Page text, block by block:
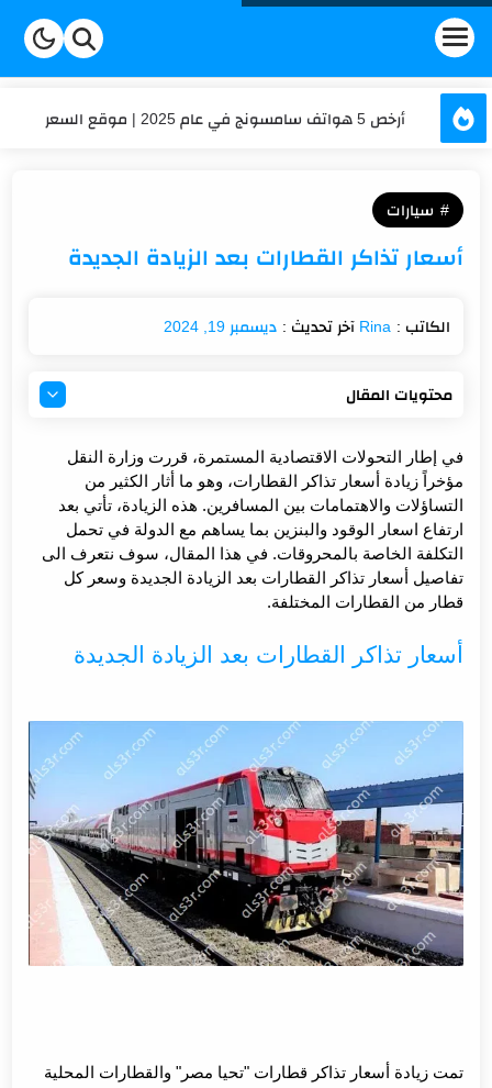
أرخص 5 هواتف سامسونج في عام 2025 | موقع السعر
كم تكلفة شحن موبايلي في 2025؟ تعرف على أحدث الأسعار
تكلفة الاشتراك في برنامج هنقرستيشن في السعودية؟
سيارات
أسعار تذاكر القطارات بعد الزيادة الجديدة
ديسمبر 19, 2024
محتويات المقال
أسعار تذاكر القطارات بعد الزيادة الجديدة
أسعار تذاكر قطارات الصعيد بعد الزيادة الجديدة
أسعار تذاكر قطارات الروسي العادي من الإسكندرية إلى
الصعيد بعد الزيادة
أسعار تذاكر القطارات الروسي المكيفة من القاهرة إلى
أسعار تذاكر القطارات الروسي المكيفة من الإسكندرية إلى
أسعار تذاكر القطار الإسباني المطور + VIP من القاهرة إلى
الصعيد
أسعار تذاكر القطار الإسباني المطور + VIP من الإسكندرية
إلى الصعيد
أسعار تذاكر القطار الإسباني غير المطور
أسعار تذاكر المترو بعد الزيادة الجديدة
ختاماً
في إطار التحولات الاقتصادية المستمرة، قررت وزارة النقل
مؤخراً زيادة أسعار تذاكر القطارات، وهو ما أثار الكثير من
التساؤلات والاهتمامات بين المسافرين. هذه الزيادة، تأتي بعد
ارتفاع اسعار الوقود والبنزين بما يساهم مع الدولة في تحمل
التكلفة الخاصة بالمحروقات. في هذا المقال، سوف نتعرف الى
تفاصيل أسعار تذاكر القطارات بعد الزيادة الجديدة وسعر كل
قطار من القطارات المختلفة.
أسعار تذاكر القطارات بعد الزيادة الجديدة
تمت زيادة أسعار تذاكر قطارات "تحيا مصر" والقطارات المحلية